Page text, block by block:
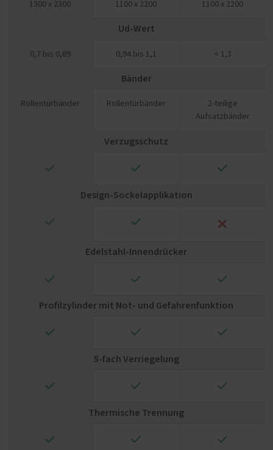
1300 x 2300 1100 x 2200 1100 x 2200
Ud-Wert
0,7 bis 0,89 0,94 bis 1,1 < 1,3
Bänder
Rollentürbänder Rollentürbänder
2-teilige
Aufsatzbänder
Verzugsschutz
✓ ✓ ✓
Design-Sockelapplikation
✓ ✓ ❌
Edelstahl-Innendrücker
✓ ✓ ✓
Profilzylinder mit Not- und Gefahrenfunktion
✓ ✓ ✓
5-fach Verriegelung
✓ ✓ ✓
Thermische Trennung
✓ ✓ ✓